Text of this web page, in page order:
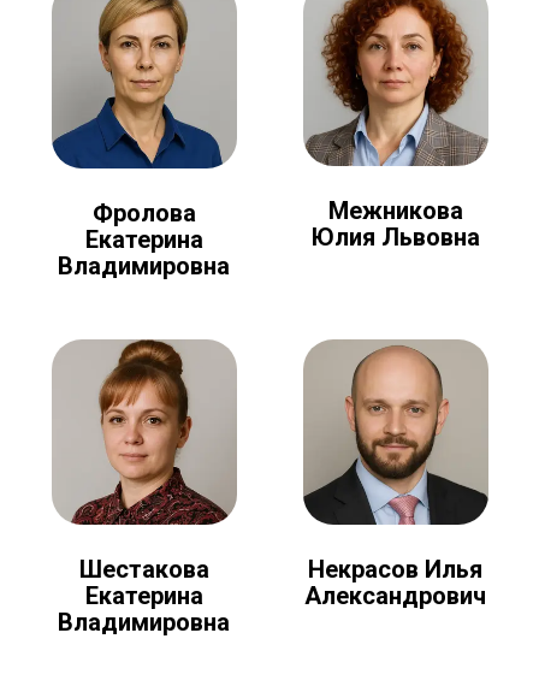
Фролова
Екатерина
Владимировна
Межникова
Юлия Львовна
Шестакова
Екатерина
Владимировна
Некрасов Илья
Александрович